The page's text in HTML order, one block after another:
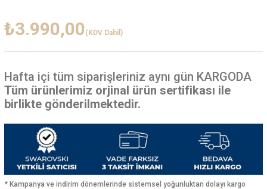
₺3.990,00 (KDV Dahil)
Hafta içi tüm siparişleriniz aynı gün KARGODA
Tüm ürünlerimiz orjinal ürün sertifikası ile
birlikte gönderilmektedir.
* Kampanya ve indirim dönemlerinde sistemsel yoğunluktan dolayı kargo